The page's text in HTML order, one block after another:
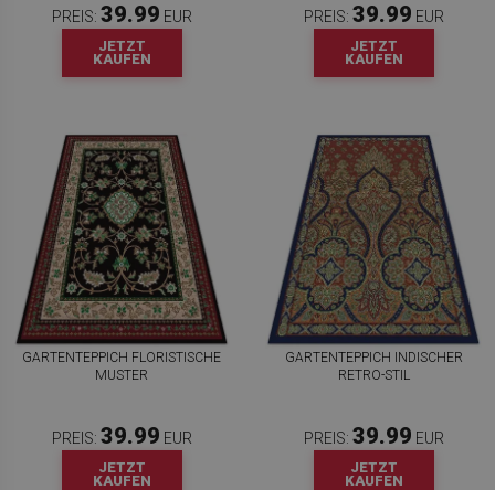
PREIS: 39.99 EUR
JETZT
KAUFEN
PREIS: 39.99 EUR
JETZT
KAUFEN
GARTENTEPPICH FLORISTISCHE
MUSTER
PREIS: 39.99 EUR
JETZT
KAUFEN
GARTENTEPPICH INDISCHER
RETRO-STIL
PREIS: 39.99 EUR
JETZT
KAUFEN